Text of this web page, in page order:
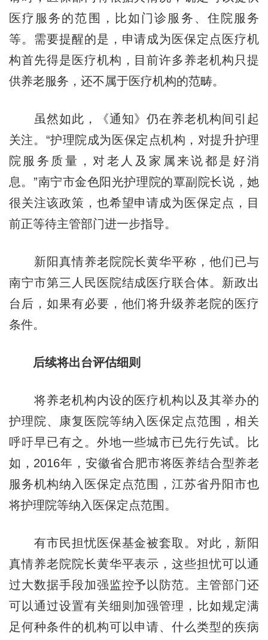
医疗服务的范围，比如门诊服务、住院服务
等。需要提醒的是，申请成为医保定点医疗机
构首先得是医疗机构，目前许多养老机构只提
供养老服务，还不属于医疗机构的范畴。
虽然如此，《通知》仍在养老机构间引起
关注。“护理院成为医保定点机构，对提升护理
院服务质量，对老人及家属来说都是好消
息。”南宁市金色阳光护理院的覃副院长说，她
很关注该政策，也希望申请成为医保定点，目
前正等待主管部门进一步指导。
新阳真情养老院院长黄华平称，他们已与
南宁市第三人民医院结成医疗联合体。新政出
台后，如果有必要，他们将升级养老院的医疗
条件。
后续将出台评估细则
将养老机构内设的医疗机构以及其举办的
护理院、康复医院等纳入医保定点范围，相关
呼吁早已有之。外地一些城市已先行先试。比
如，2016年，安徽省合肥市将医养结合型养老
服务机构纳入医保定点范围，江苏省丹阳市也
将护理院等纳入医保定点范围。
有市民担忧医保基金被套取。对此，新阳
真情养老院院长黄华平表示，这些担忧可以通
过大数据手段加强监控予以防范。主管部门还
可以通过设置有关细则加强管理，比如规定满
足何种条件的机构可以申请、什么类型的疾病